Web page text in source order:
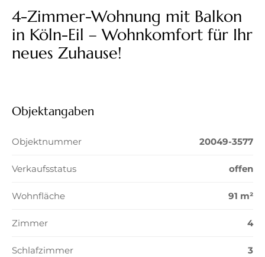
4-Zimmer-Wohnung mit Balkon
in Köln-Eil – Wohnkomfort für Ihr
neues Zuhause!
Objektangaben
Objektnummer 20049-3577
Verkaufsstatus offen
Wohnfläche 91 m²
Zimmer 4
Schlafzimmer 3